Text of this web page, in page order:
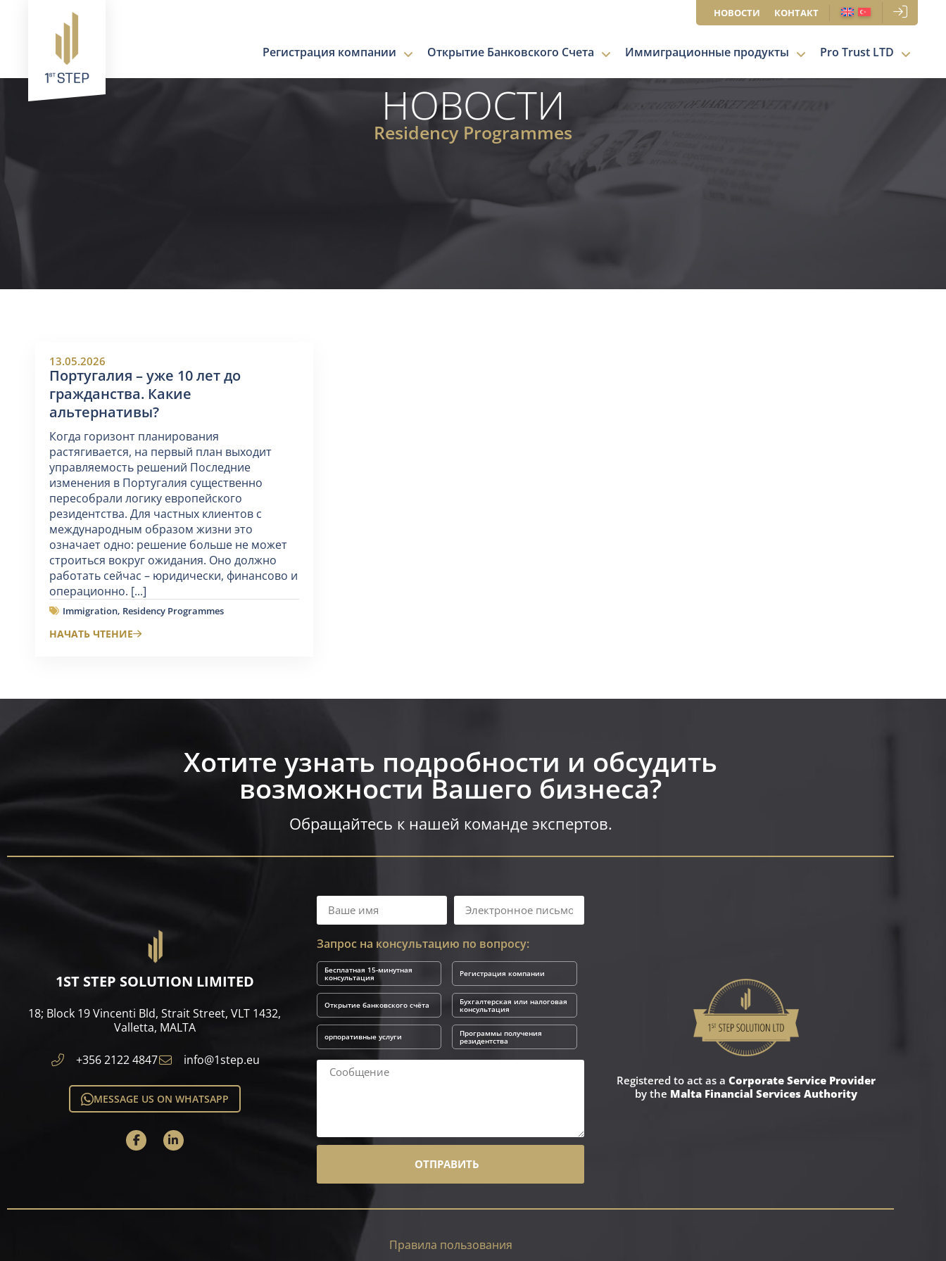
НОВОСТИ КОНТАКТ
Регистрация компании Открытие Банковского Счета Иммиграционные продукты Pro Trust LTD
НОВОСТИ
Residency Programmes
13.05.2026
Португалия – уже 10 лет до
гражданства. Какие
альтернативы?
Когда горизонт планирования
растягивается, на первый план выходит
управляемость решений Последние
изменения в Португалия существенно
пересобрали логику европейского
резидентства. Для частных клиентов с
международным образом жизни это
означает одно: решение больше не может
строиться вокруг ожидания. Оно должно
работать сейчас – юридически, финансово и
операционно. [...]
Immigration, Residency Programmes
НАЧАТЬ ЧТЕНИЕ
Хотите узнать подробности и обсудить
возможности Вашего бизнеса?​
Обращайтесь к нашей команде экспертов.
1ST STEP SOLUTION LIMITED
18; Block 19 Vincenti Bld, Strait Street, VLT 1432,
Valletta, MALTA​
+356 2122 4847 info@1step.eu
MESSAGE US ON WHATSAPP
Запрос на консультацию по вопросу:
Бесплатная 15-минутная
консультация Регистрация компании
Открытие банковского счёта Бухгалтерская или налоговая
консультация
орпоративные услуги Программы получения
резидентства
ОТПРАВИТЬ
Registered to act as a Corporate Service Provider
by the Malta Financial Services Authority
Правила пользования